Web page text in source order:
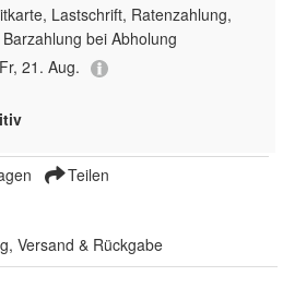
Lastschrift, Ratenzahlung,
bei Abholung
21. Aug.
Teilen
Versand & Rückgabe